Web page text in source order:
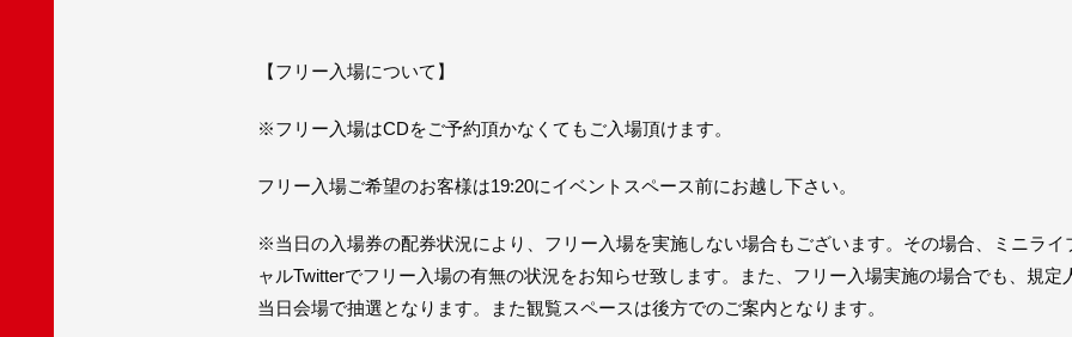
【フリー入場について】
※フリー入場はCDをご予約頂かなくてもご入場頂けます。
フリー入場ご希望のお客様は19:20にイベントスペース前にお越し下さい。
※当日の入場券の配券状況により、フリー入場を実施しない場合もございます。その場合、ミニラ
ャルTwitterでフリー入場の有無の状況をお知らせ致します。また、フリー入場実施の場合でも、規
当日会場で抽選となります。また観覧スペースは後方でのご案内となります。